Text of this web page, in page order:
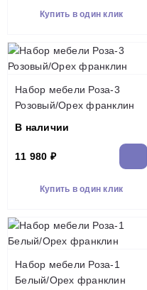
Купить в один клик
Набор мебели Роза-3
Розовый/Орех франклин
В наличии
11 980 ₽
Купить в один клик
Набор мебели Роза-1
Белый/Орех франклин